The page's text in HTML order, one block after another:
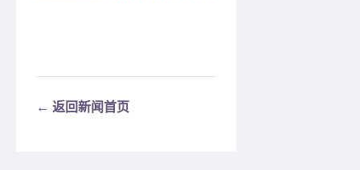
← 返回新闻首页